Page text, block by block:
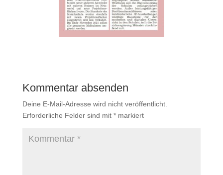
Kommentar absenden
Deine E-Mail-Adresse wird nicht veröffentlicht.
Erforderliche Felder sind mit *markiert